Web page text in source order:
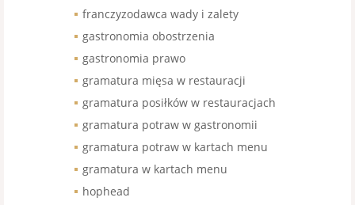
franczyzodawca wady i zalety
gastronomia obostrzenia
gastronomia prawo
gramatura mięsa w restauracji
gramatura posiłków w restauracjach
gramatura potraw w gastronomii
gramatura potraw w kartach menu
gramatura w kartach menu
hophead